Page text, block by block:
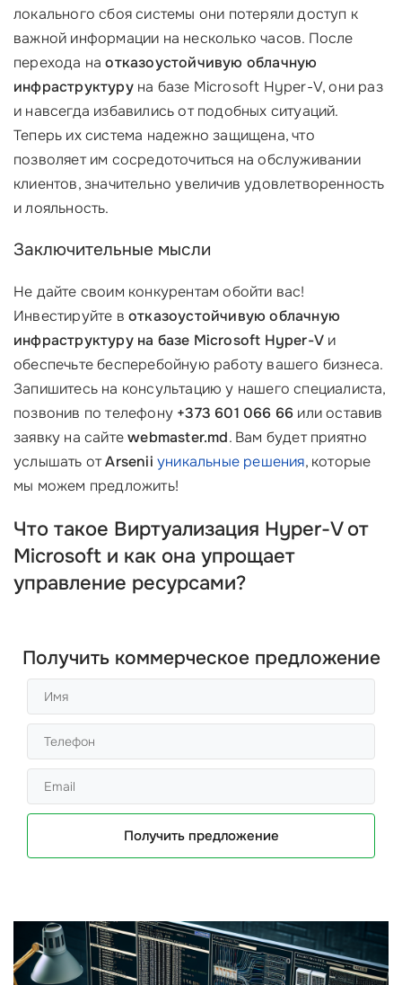
локального сбоя системы они потеряли доступ к
важной информации на несколько часов. После
перехода наотказоустойчивую облачную
инфраструктуруна базе Microsoft Hyper-V, они раз
и навсегда избавились от подобных ситуаций.
Теперь их система надежно защищена, что
позволяет им сосредоточиться на обслуживании
клиентов, значительно увеличив удовлетворенность
и лояльность.
Заключительные мысли
Не дайте своим конкурентам обойти вас!
Инвестируйте в отказоустойчивую облачную
инфраструктуру на базе Microsoft Hyper-V и
обеспечьте бесперебойную работу вашего бизнеса.
Запишитесь на консультацию у нашего специалиста,
позвонив по телефону +373 601 066 66 или оставив
заявку на сайтеwebmaster.md. Вам будет приятно
услышать отArsenii уникальные решения, которые
мы можем предложить!
Что такое Виртуализация Hyper-V от
Microsoft и как она упрощает
управление ресурсами?
Получить коммерческое предложение
Получить предложение